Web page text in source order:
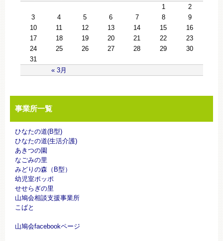
« 3月
1
2
3
4 5 6 7 8
9
10
11 12 13 14 15
16
17
18 19 20 21 22
23
24
25 26 27 28 29
30
31
事業所一覧
ひなたの道(B型)
ひなたの道(生活介護)
あきつの園
なごみの里
みどりの森（B型）
幼児室ポッポ
せせらぎの里
山鳩会相談支援事業所
こばと
山鳩会facebookページ